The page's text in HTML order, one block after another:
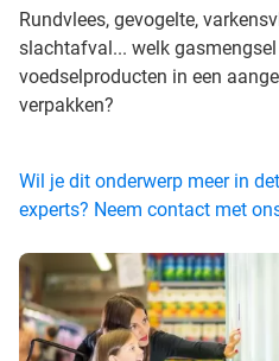
Rundvlees, gevogelte,
slachtafval... welk
voedselproducten in een
verpakken?
Wil je dit onderwerp meer in
experts? Neem contact met